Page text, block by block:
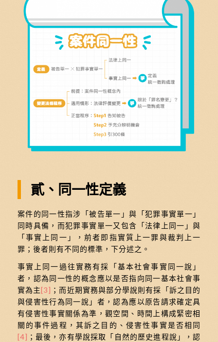
貳、同一性定義
案件的同一性指涉「被告單一」與「犯罪事實單一」
同時具備，而犯罪事實單一又包含「法律上同一」與
「事實上同一」，前者即指實質上一罪與裁判上一
罪；後者則有不同的標準，下分述之。
事實上同一過往實務有採「基本社會事實同一說」
者，認為同一性的概念應以是否指向同一基本社會事
實為主 [3] ；而近期實務與部分學說則有採「訴之目的
與侵害性行為同一說」者，認為應以原告請求確定具
有侵害性事實關係為準，觀空間、時間上構成緊密相
關的事件過程，其訴之目的、侵害性事實是否相同
[4] ；最後，亦有學說採取「自然的歷史進程說」，認